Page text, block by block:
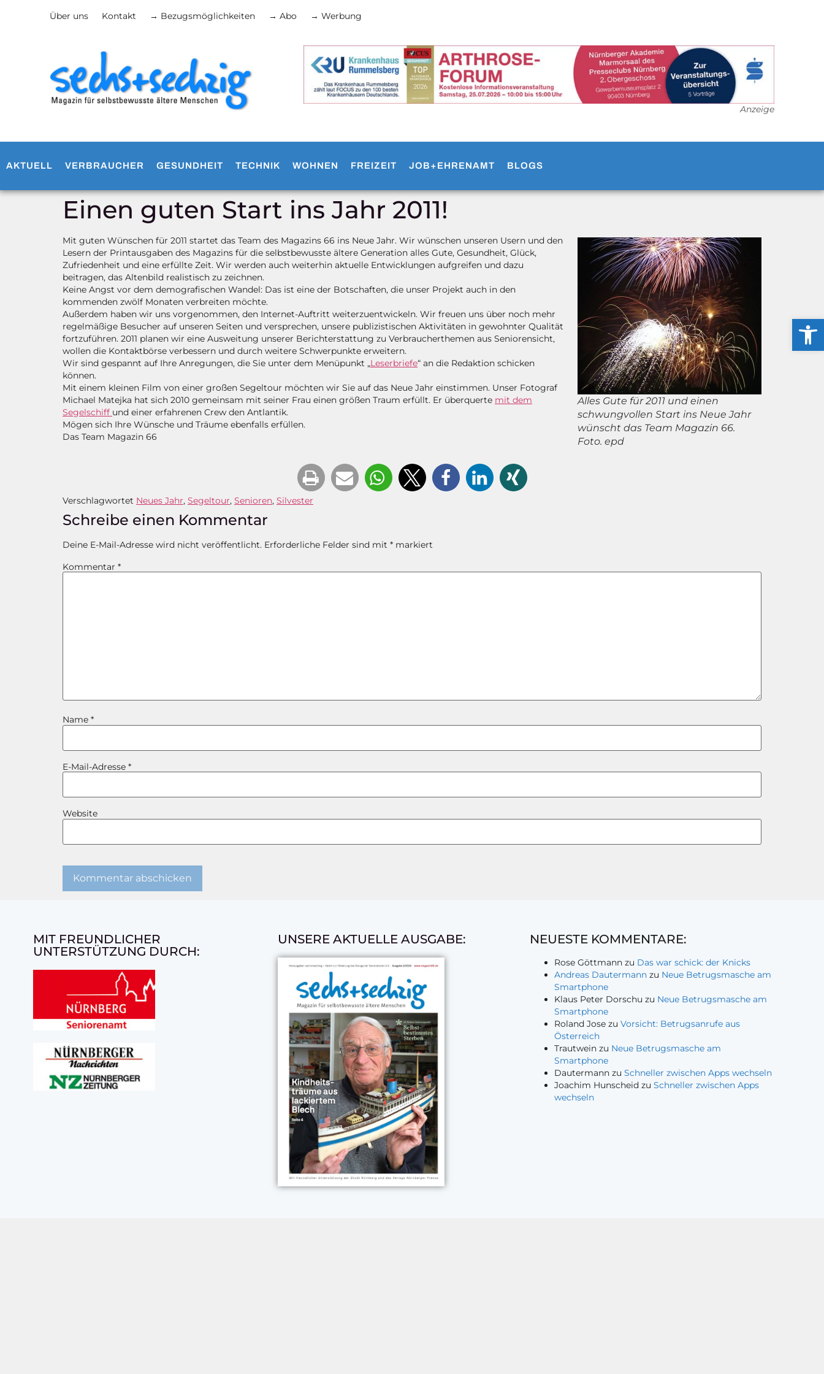
Über uns Kontakt → Bezugsmöglichkeiten → Abo → Werbung
Anzeige
AKTUELL VERBRAUCHER GESUNDHEIT TECHNIK WOHNEN FREIZEIT JOB+EHRENAMT BLOGS
Einen guten Start ins Jahr 2011!
Alles Gute für 2011 und einen
schwungvollen Start ins Neue Jahr
wünscht das Team Magazin 66.
Foto. epd
Mit guten Wünschen für 2011 startet das Team des Magazins 66 ins Neue Jahr. Wir wünschen unseren Usern und den
Lesern der Printausgaben des Magazins für die selbstbewusste ältere Generation alles Gute, Gesundheit, Glück,
Zufriedenheit und eine erfüllte Zeit. Wir werden auch weiterhin aktuelle Entwicklungen aufgreifen und dazu
beitragen, das Altenbild realistisch zu zeichnen.
Keine Angst vor dem demografischen Wandel: Das ist eine der Botschaften, die unser Projekt auch in den
kommenden zwölf Monaten verbreiten möchte.
Außerdem haben wir uns vorgenommen, den Internet-Auftritt weiterzuentwickeln. Wir freuen uns über noch mehr
regelmäßige Besucher auf unseren Seiten und versprechen, unsere publizistischen Aktivitäten in gewohnter Qualität
fortzuführen. 2011 planen wir eine Ausweitung unserer Berichterstattung zu Verbraucherthemen aus Seniorensicht,
wollen die Kontaktbörse verbessern und durch weitere Schwerpunkte erweitern.
Wir sind gespannt auf Ihre Anregungen, die Sie unter dem Menüpunkt „Leserbriefe“ an die Redaktion schicken
können.
Mit einem kleinen Film von einer großen Segeltour möchten wir Sie auf das Neue Jahr einstimmen. Unser Fotograf
Michael Matejka hat sich 2010 gemeinsam mit seiner Frau einen größen Traum erfüllt. Er überquerte mit dem
Segelschiff und einer erfahrenen Crew den Antlantik.
Mögen sich Ihre Wünsche und Träume ebenfalls erfüllen.
Das Team Magazin 66
Verschlagwortet Neues Jahr, Segeltour, Senioren, Silvester
Schreibe einen Kommentar
Deine E-Mail-Adresse wird nicht veröffentlicht. Erforderliche Felder sind mit * markiert
Kommentar *
Name *
E-Mail-Adresse *
Website
MIT FREUNDLICHER
UNTERSTÜTZUNG DURCH:
UNSERE AKTUELLE AUSGABE: NEUESTE KOMMENTARE:
Rose Göttmann zu Das war schick: der Knicks
Andreas Dautermann zu Neue Betrugsmasche am
Smartphone
Klaus Peter Dorschu zu Neue Betrugsmasche am
Smartphone
Roland Jose zuVorsicht: Betrugsanrufe aus
Österreich
Trautwein zu Neue Betrugsmasche am
Smartphone
Dautermann zuSchneller zwischen Apps wechseln
Joachim Hunscheid zuSchneller zwischen Apps
wechseln